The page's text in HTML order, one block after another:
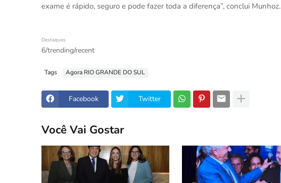
exame é rápido, seguro e pode fazer toda a diferença”, conclui Munhoz.
Destaques
6/trending/recent
Tags Agora RIO GRANDE DO SUL
Facebook Twitter
Você Vai Gostar